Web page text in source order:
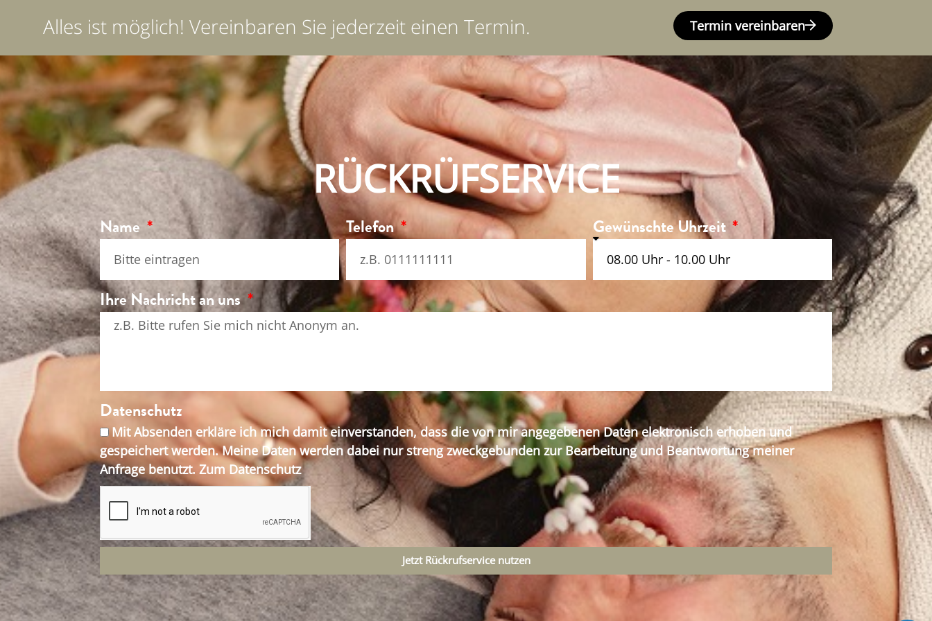
Alles ist möglich! Vereinbaren Sie jederzeit einen Termin. Termin vereinbaren
RÜCKRÜFSERVICE
Name Telefon Gewünschte Uhrzeit
Ihre Nachricht an uns
Datenschutz
Mit Absenden erkläre ich mich damit einverstanden, dass die von mir angegebenen Daten elektronisch erhoben und
gespeichert werden. Meine Daten werden dabei nur streng zweckgebunden zur Bearbeitung und Beantwortung meiner
Anfrage benutzt. Zum Datenschutz
Jetzt Rückrufservice nutzen